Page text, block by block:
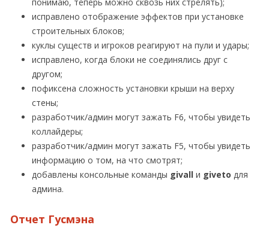
понимаю, теперь можно сквозь них стрелять);
исправлено отображение эффектов при установке
строительных блоков;
куклы существ и игроков реагируют на пули и удары;
исправлено, когда блоки не соединялись друг с
другом;
пофиксена сложность установки крыши на верху
стены;
разработчик/админ могут зажать F6, чтобы увидеть
коллайдеры;
разработчик/админ могут зажать F5, чтобы увидеть
информацию о том, на что смотрят;
добавлены консольные команды givall и giveto для
админа.
Отчет Гусмэна